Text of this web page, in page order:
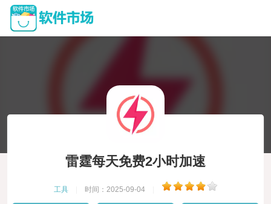
雷霆每天免费2小时加速
工具 时间：2025-09-04